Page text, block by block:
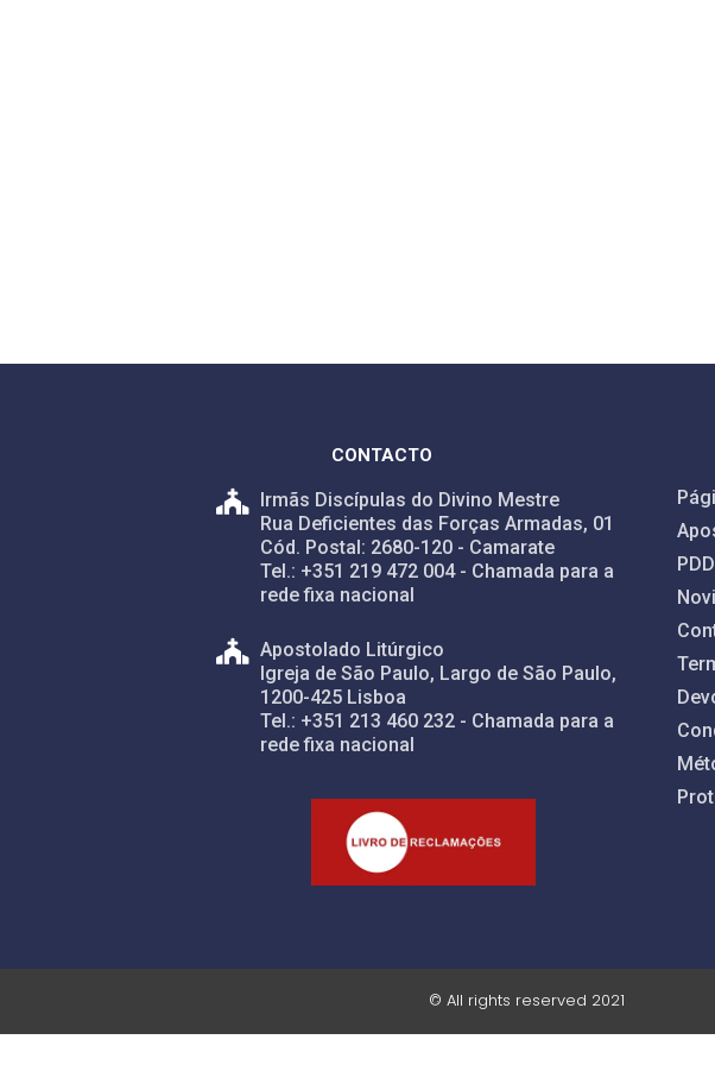
CONTACTO
Irmãs Discípulas do Divino Mestre
Rua Deficientes das Forças Armadas, 01
Cód. Postal: 2680-120 - Camarate
Tel.: +351 219 472 004 - Chamada para a
rede fixa nacional
Apostolado Litúrgico
Igreja de São Paulo, Largo de São Paulo,
1200-425 Lisboa
Tel.: +351 213 460 232 - Chamada para a
rede fixa nacional
© All rights reserved 2021